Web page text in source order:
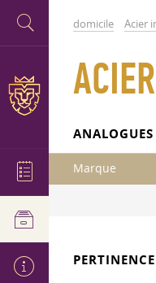
domicile Acier
ANALOGUES
Marque
PERTINENCE